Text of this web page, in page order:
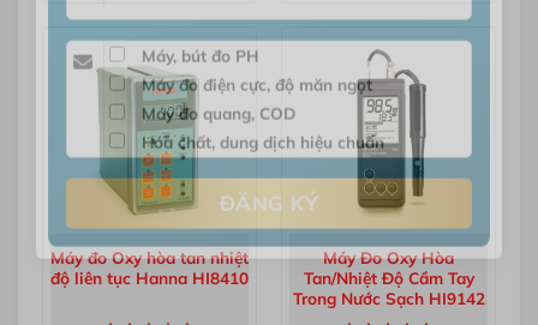
Máy, bút đo PH
Máy đo điện cực, độ măn ngọt
Máy đo quang, COD
Hóa chất, dung dịch hiệu chuẩn
hạng
0
5
sao
hạng
0
sao
Máy đo Oxy hòa tan nhiệt
độ liên tục Hanna HI8410
Máy Đo Oxy Hòa
Tan/Nhiệt Độ Cầm Tay
Trong Nước Sạch HI9142